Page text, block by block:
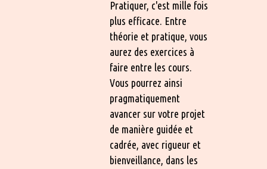
Pratiquer, c'est mille fois
plus efficace. Entre
théorie et pratique, vous
aurez des exercices à
faire entre les cours.
Vous pourrez ainsi
pragmatiquement
avancer sur votre projet
de manière guidée et
cadrée, avec rigueur et
bienveillance, dans les